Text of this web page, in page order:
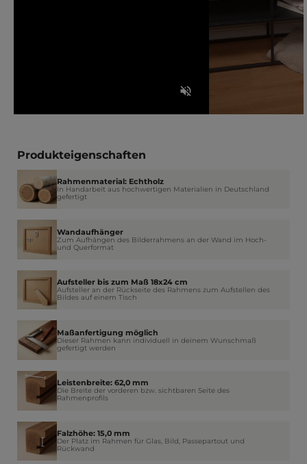
Produkteigenschaften
Rahmenmaterial: Echtholz
In Handarbeit aus hochwertigen Materialien in Deutschland
gefertigt
Wandaufhänger
Zum Aufhängen des Bilderrahmens an der Wand im Hoch-
und Querformat
Aufsteller bis zum Maß 18x24 cm
Aufsteller an der Rückseite des Rahmens zum Aufstellen des
Bildes auf einem Tisch
Maßanfertigung möglich
Dieser Rahmen kann individuell in deinem Wunschmaß
gefertigt werden
Leistenbreite: 62,0 mm
Die Breite der vorderen bzw. sichtbaren Seite des
Rahmenprofils
Falzhöhe: 15,0 mm
Der Platz im Rahmen für Glas, Bild, Passepartout und
Rückwand